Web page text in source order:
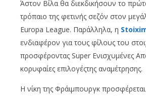
Άστον Βίλα θα διεκδικήσουν το
τρόπαιο της φετινής σεζόν στον
Europa League. Παράλληλα, η
ενδιαφέρον για τους φίλους του
προσφέροντας Super Ενισχυμένες
κορυφαίες επιλογέςτης αναμέτρησης.
Η νίκη της Φράιμπουργκ